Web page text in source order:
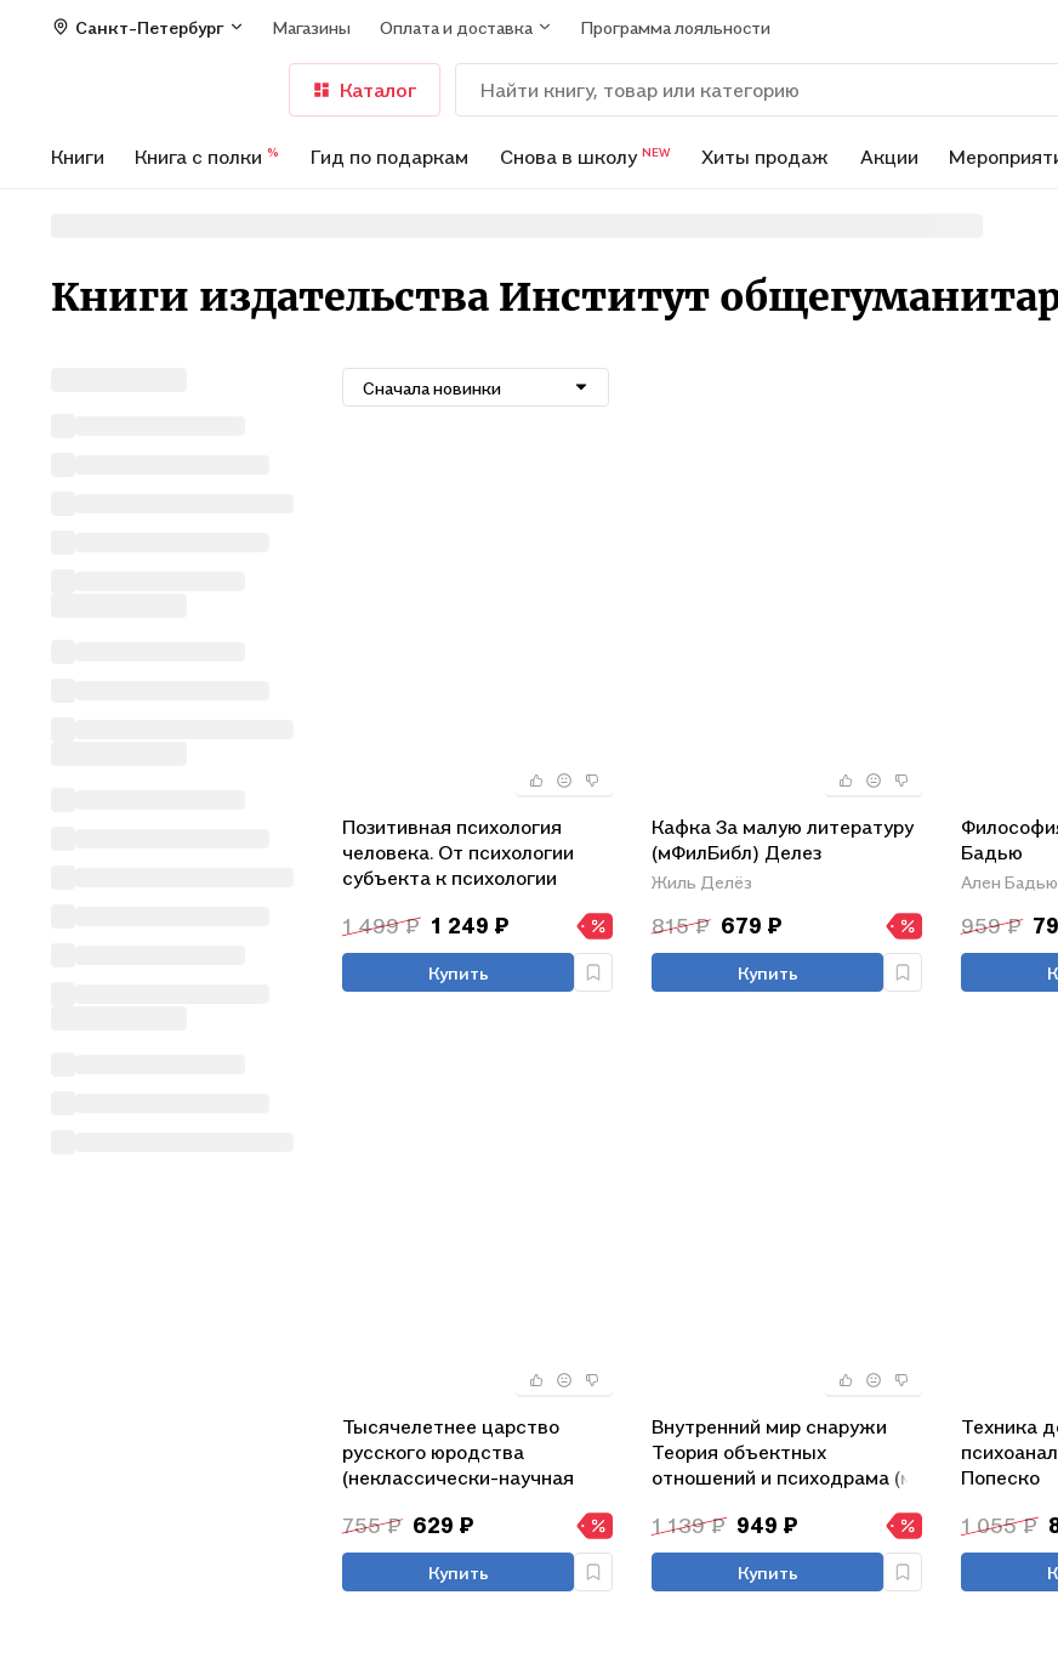
Санкт-Петербург Магазины Оплата и доставка Программа лояльности
Каталог
Книги Книга с полки % Гид по подаркам Снова в школу NEW Хиты продаж Акции
Книги издательства Институт
Сначала новинки
Позитивная психология
человека. От психологии
субъекта к психологии
1 499 ₽ 1 249 ₽
Купить
Кафка За малую литературу
(мФилБибл) Делез
Жиль Делёз
815 ₽ 679 ₽
Купить
Бадью
Ален Бадью
959 ₽
Тысячелетнее царство
русского юродства
(неклассически-научная
755 ₽ 629 ₽
Купить
Внутренний мир снаружи
Теория объектных
отношений и психодрама (м)
1 139 ₽ 949 ₽
Купить
Техника
Попеско
1 055 ₽